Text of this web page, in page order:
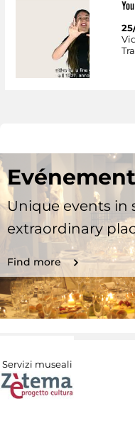
Unique events in
extraordinary
Find more
Servizi museali